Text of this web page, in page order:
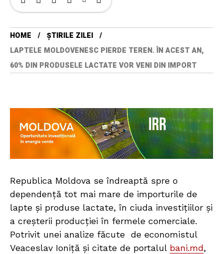
HOME
ȘTIRILE ZILEI
LAPTELE MOLDOVENESC PIERDE TEREN. ÎN ACEST AN,
60% DIN PRODUSELE LACTATE VOR VENI DIN IMPORT
Republica Moldova se îndreaptă spre o
dependență tot mai mare de importurile de
lapte și produse lactate, în ciuda investițiilor și
a creșterii producției în fermele comerciale.
Potrivit unei analize făcute de economistul
Veaceslav Ioniță și citate de portalul bani.md,